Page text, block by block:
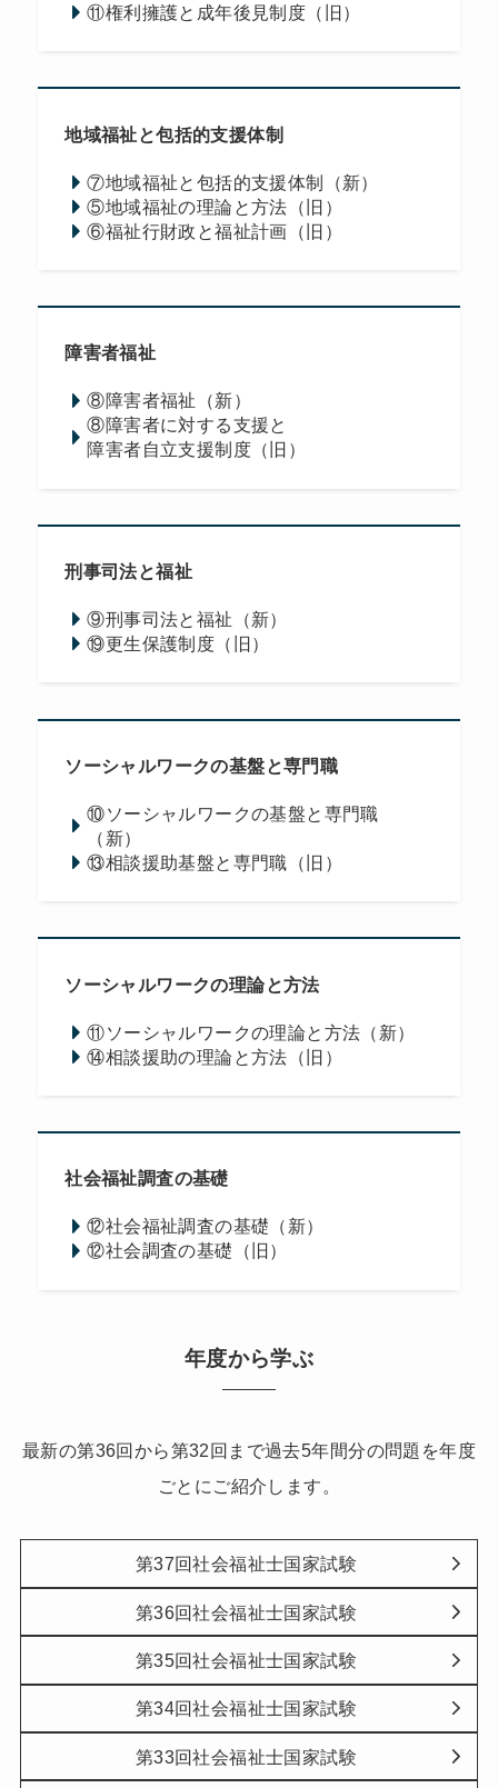
⑪権利擁護と成年後見制度（旧）
地域福祉と包括的支援体制
⑦地域福祉と包括的支援体制（新）
⑤地域福祉の理論と方法（旧）
⑥福祉行財政と福祉計画（旧）
障害者福祉
⑧障害者福祉（新）
⑧障害者に対する支援と
障害者自立支援制度（旧）
刑事司法と福祉
⑨刑事司法と福祉（新）
⑲更生保護制度（旧）
ソーシャルワークの基盤と専門職
⑩ソーシャルワークの基盤と専門職
（新）
⑬相談援助基盤と専門職（旧）
ソーシャルワークの理論と方法
⑪ソーシャルワークの理論と方法（新）
⑭相談援助の理論と方法（旧）
社会福祉調査の基礎
⑫社会福祉調査の基礎（新）
⑫社会調査の基礎（旧）
年度から学ぶ
最新の第36回から第32回まで過去5年間分の問題を年度
ごとにご紹介します。
第37回社会福祉士国家試験
第36回社会福祉士国家試験
第35回社会福祉士国家試験
第34回社会福祉士国家試験
第33回社会福祉士国家試験